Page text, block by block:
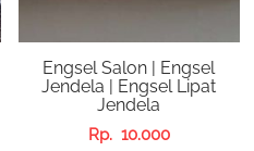
Engsel Salon | Engsel
Jendela | Engsel Lipat
Jendela
Rp. 10.000